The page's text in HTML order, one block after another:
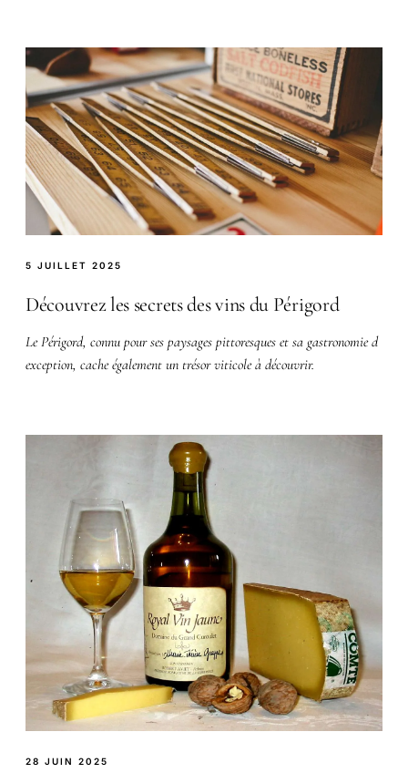
5 JUILLET 2025
Découvrez les secrets des vins du Périgord
Le Périgord, connu pour ses paysages pittoresques et sa gastronomie d
exception, cache également un trésor viticole à découvrir.
28 JUIN 2025